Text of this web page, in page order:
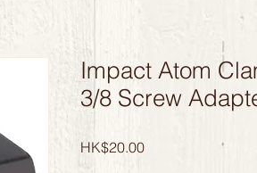
Impact Atom
3/8 Screw
HK$20.00價